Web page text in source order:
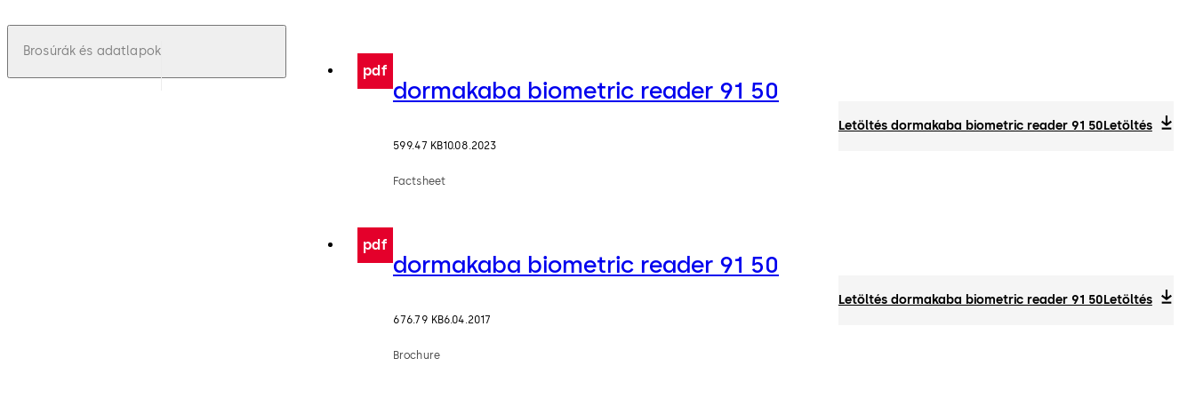
Brosúrák és adatlapok
pdf
dormakaba biometric reader 91 50
599.47 KB10.08.2023
Factsheet
Letöltés dormakaba biometric reader 91 50Letöltés
pdf
dormakaba biometric reader 91 50
676.79 KB6.04.2017
Brochure
Letöltés dormakaba biometric reader 91 50Letöltés